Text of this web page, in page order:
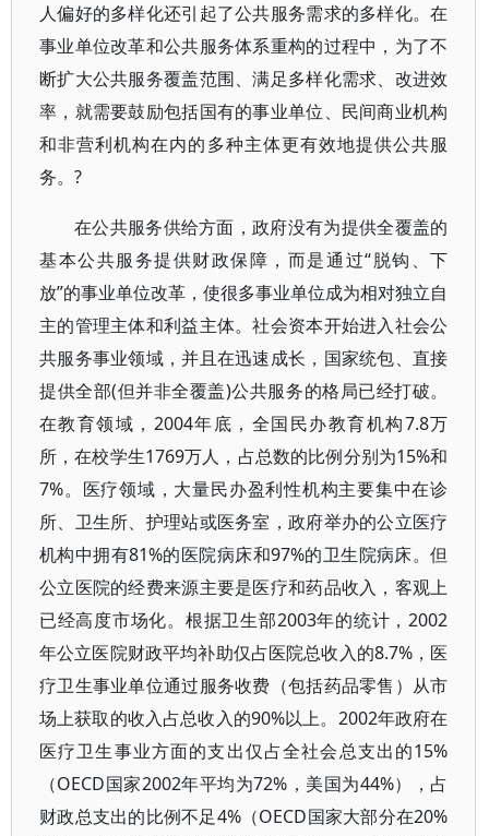
人偏好的多样化还引起了公共服务需求的多样化。在
事业单位改革和公共服务体系重构的过程中，为了不
断扩大公共服务覆盖范围、满足多样化需求、改进效
率，就需要鼓励包括国有的事业单位、民间商业机构
和非营利机构在内的多种主体更有效地提供公共服
务。?
在公共服务供给方面，政府没有为提供全覆盖的
基本公共服务提供财政保障，而是通过“脱钩、下
放”的事业单位改革，使很多事业单位成为相对独立自
主的管理主体和利益主体。社会资本开始进入社会公
共服务事业领域，并且在迅速成长，国家统包、直接
提供全部(但并非全覆盖)公共服务的格局已经打破。
在教育领域，2004年底，全国民办教育机构7.8万
所，在校学生1769万人，占总数的比例分别为15%和
7%。医疗领域，大量民办盈利性机构主要集中在诊
所、卫生所、护理站或医务室，政府举办的公立医疗
机构中拥有81%的医院病床和97%的卫生院病床。但
公立医院的经费来源主要是医疗和药品收入，客观上
已经高度市场化。根据卫生部2003年的统计，2002
年公立医院财政平均补助仅占医院总收入的8.7%，医
疗卫生事业单位通过服务收费（包括药品零售）从市
场上获取的收入占总收入的90%以上。2002年政府在
医疗卫生事业方面的支出仅占全社会总支出的15%
（OECD国家2002年平均为72%，美国为44%），占
财政总支出的比例不足4%（OECD国家大部分在20%